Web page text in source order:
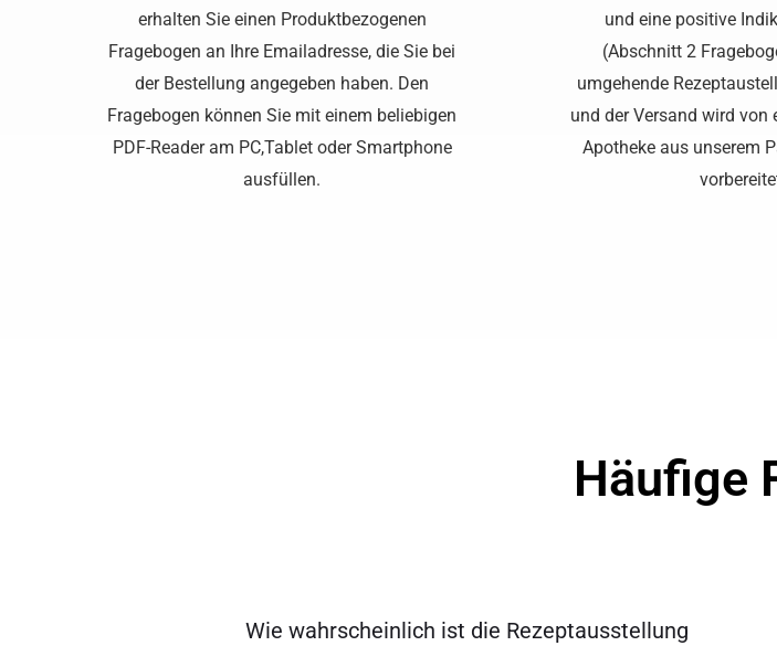
erhalten Sie einen Produktbezogenen
Fragebogen an Ihre Emailadresse, die Sie bei
der Bestellung angegeben haben. Den
Fragebogen können Sie mit einem beliebigen
PDF-Reader am PC,Tablet oder Smartphone
ausfüllen.
und eine positive
(Abschnitt 2
umgehende
und der Versand wird von
Apotheke aus unserem
Häufige
Wie wahrscheinlich ist die Rezeptausstellung